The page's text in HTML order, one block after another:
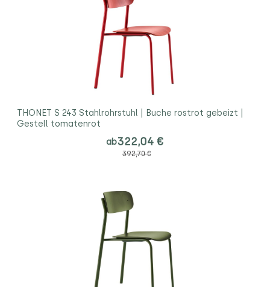
THONET S 243 Stahlrohrstuhl | Buche rostrot gebeizt |
Gestell tomatenrot
ab322,04 €
392,70 €